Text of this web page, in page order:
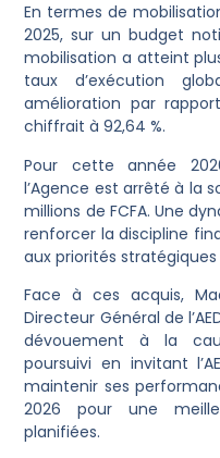
En termes de
2025, sur un budget
mobilisation a atteint
taux d’exécution
amélioration par
chiffrait à 92,64 %.
Pour cette année
l’Agence est arrêté à la
millions de FCFA. Une
renforcer la discipline
aux priorités
Face à ces acquis,
Directeur Général de
dévouement à la
poursuivi en invitant
maintenir ses
2026 pour une
planifiées.